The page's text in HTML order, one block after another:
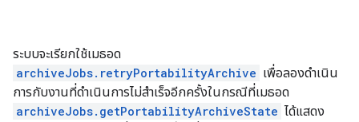
ระบบจะเรียกใช้เมธอด
archiveJobs.retryPortabilityArchive เพื่อลองดำเนิน
การกับงานที่ดำเนินการไม่สำเร็จอีกครั้งในกรณีที่เมธอด
archiveJobs.getPortabilityArchiveState ได้แสดง